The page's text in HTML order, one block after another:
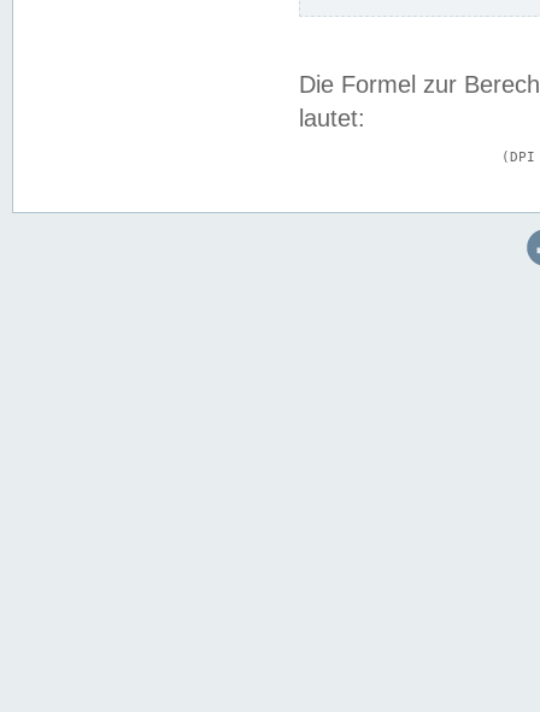
Die Formel zur
lautet: